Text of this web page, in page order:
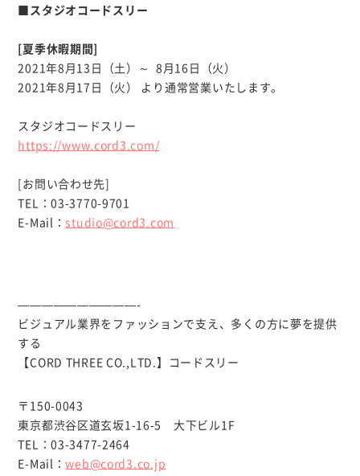
■スタジオコードスリー
[夏季休暇期間]
2021年8月13日（土）～ 8月16日（火）
2021年8月17日（火） より通常営業いたします。
スタジオコードスリー
https://www.cord3.com/
[お問い合わせ先]
TEL：03-3770-9701
E-Mail： studio@cord3.com
——————————-
ビジュアル業界をファッションで支え、多くの方に夢を提供
する
【CORD THREE CO.,LTD.】コードスリー
〒150-0043
東京都渋谷区道玄坂1-16-5 大下ビル1F
TEL：03-3477-2464
E-Mail：web@cord3.co.jp